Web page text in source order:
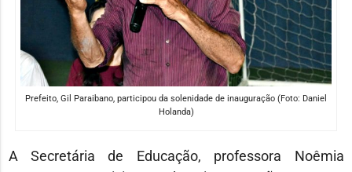
Prefeito, Gil Paraibano, participou da solenidade de inauguração (Foto: Daniel
Holanda)
A Secretária de Educação, professora Noêmia